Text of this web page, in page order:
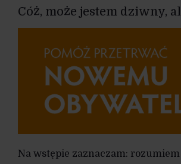
Cóż, może jestem dziwny,
Na wstępie zaznaczam: